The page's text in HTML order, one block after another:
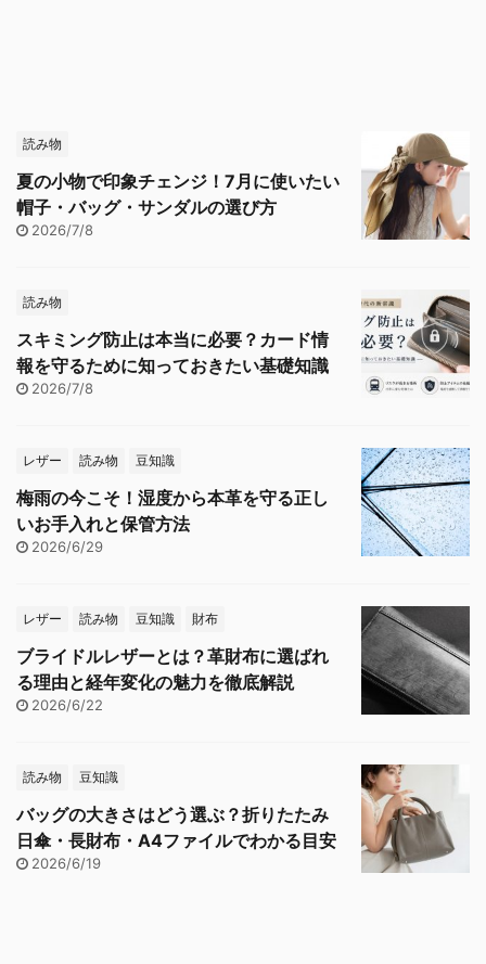
読み物
夏の小物で印象チェンジ！7月に使いたい
帽子・バッグ・サンダルの選び方
2026/7/8
読み物
スキミング防止は本当に必要？カード情
報を守るために知っておきたい基礎知識
2026/7/8
レザー 読み物 豆知識
梅雨の今こそ！湿度から本革を守る正し
いお手入れと保管方法
2026/6/29
レザー 読み物 豆知識 財布
ブライドルレザーとは？革財布に選ばれ
る理由と経年変化の魅力を徹底解説
2026/6/22
読み物 豆知識
バッグの大きさはどう選ぶ？折りたたみ
日傘・長財布・A4ファイルでわかる目安
2026/6/19